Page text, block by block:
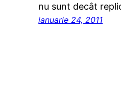
nu sunt decât
ianuarie 24, 2011